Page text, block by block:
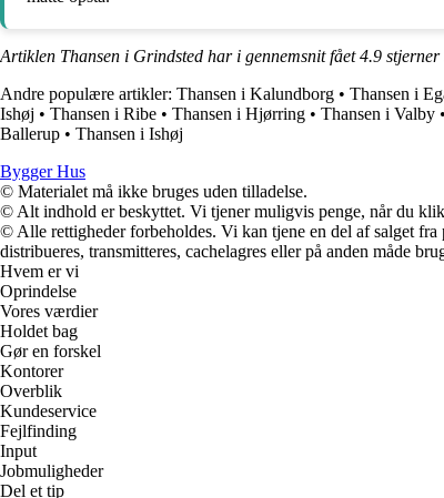
Artiklen Thansen i Grindsted har i gennemsnit fået4.9 stjerner
Andre populære artikler: Thansen i Kalundborg • Thansen i
Ishøj • Thansen i Ribe • Thansen i Hjørring • Thansen i Valby •
Ballerup • Thansen i Ishøj
Bygger Hus
© Materialet må ikke bruges uden tilladelse.
© Alt indhold er beskyttet. Vi tjener muligvis penge, når du
© Alle rettigheder forbeholdes. Vi kan tjene en del af salget fra
distribueres, transmitteres, cachelagres eller på anden måde
Hvem er vi
Oprindelse
Vores værdier
Holdet bag
Gør en forskel
Kontorer
Overblik
Kundeservice
Fejlfinding
Input
Jobmuligheder
Del et tip